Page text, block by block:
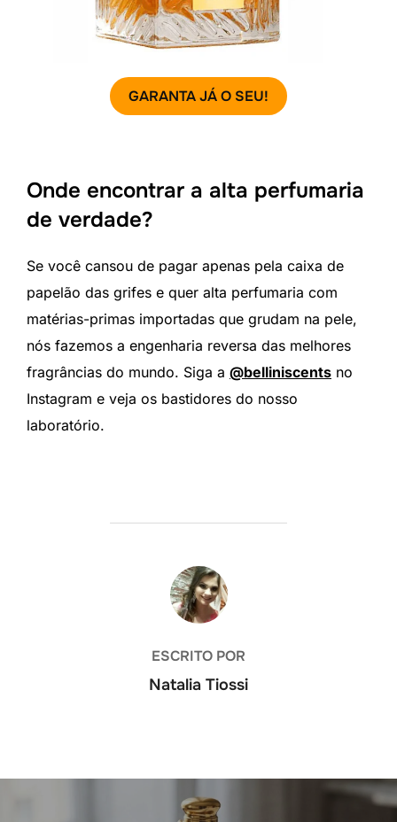
GARANTA JÁ O SEU!
Onde encontrar a alta perfumaria
de verdade?
Se você cansou de pagar apenas pela caixa de
papelão das grifes e quer alta perfumaria com
matérias-primas importadas que grudam na pele,
nós fazemos a engenharia reversa das melhores
fragrâncias do mundo. Siga a @belliniscents no
Instagram e veja os bastidores do nosso
laboratório.
AUTOR DO POST
ESCRITO POR
Natalia Tiossi